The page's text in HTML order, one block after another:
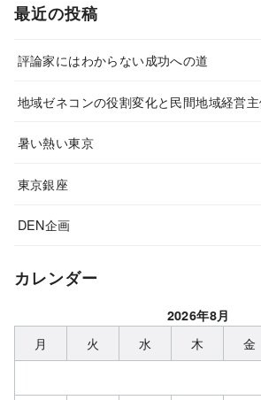
最近の投稿
評論家にはわからない成功への道
地域ゼネコンの役割変化と民間地域経営
暑い熱い東京
東京銀座
DEN企画
カレンダー
2026年8月
月 火 水 木 金